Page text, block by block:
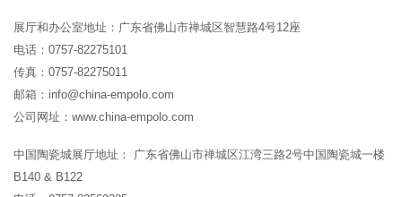
展厅和办公室地址：广东省佛山市禅城区智慧路4号12座
电话：0757-82275101
传真：0757-82275011
邮箱：info@china-empolo.com
公司网址：www.china-empolo.com
中国陶瓷城展厅地址： 广东省佛山市禅城区江湾三路2号中国陶瓷城一楼
B140 & B122